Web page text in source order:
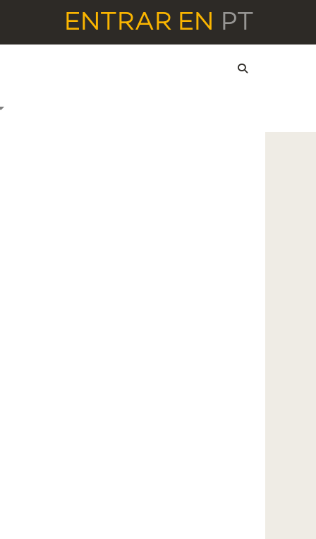
ENTRAR EN PT